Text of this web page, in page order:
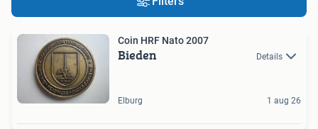
Coin HRF Nato 2007
Bieden Details
Elburg 1 aug 26